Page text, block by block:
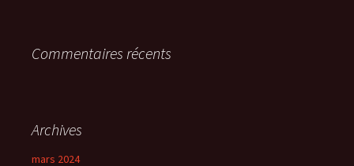
Commentaires récents
Archives
mars 2024